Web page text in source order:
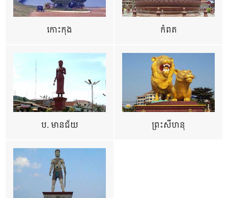
កោះកុង កំពត
ប. មានជ័យ ព្រះសីហនុ